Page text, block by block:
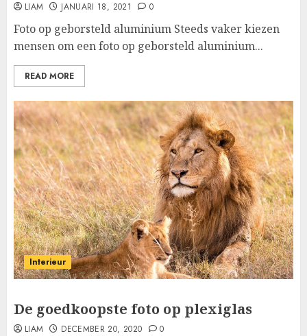
LIAM JANUARI 18, 2021 0
Foto op geborsteld aluminium Steeds vaker kiezen
mensen om een foto op geborsteld aluminium...
READ MORE
Interieur
De goedkoopste foto op plexiglas
LIAM DECEMBER 20, 2020 0